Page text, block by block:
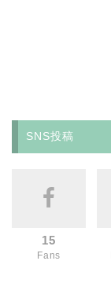
SNS投稿
15
Fans